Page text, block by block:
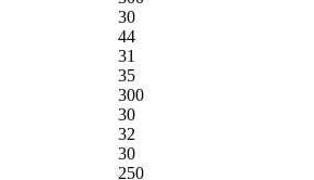
30
44
31
35
300
30
32
30
250